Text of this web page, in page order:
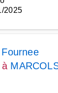
2025